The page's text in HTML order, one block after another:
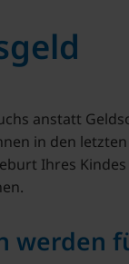
anstatt
in den
Ihres
werden